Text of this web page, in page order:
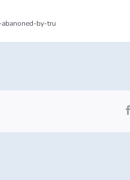
by-tru